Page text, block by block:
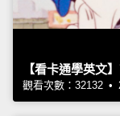
【看卡通學英文
觀看次數：32132 •